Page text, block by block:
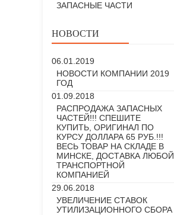
ЗАПАСНЫЕ ЧАСТИ
НОВОСТИ
06.01.2019
НОВОСТИ КОМПАНИИ 2019
ГОД
01.09.2018
РАСПРОДАЖА ЗАПАСНЫХ
ЧАСТЕЙ!!! СПЕШИТЕ
КУПИТЬ, ОРИГИНАЛ ПО
КУРСУ ДОЛЛАРА 65 РУБ.!!!
ВЕСЬ ТОВАР НА СКЛАДЕ В
МИНСКЕ, ДОСТАВКА ЛЮБОЙ
ТРАНСПОРТНОЙ
КОМПАНИЕЙ
29.06.2018
УВЕЛИЧЕНИЕ СТАВОК
УТИЛИЗАЦИОННОГО СБОРА